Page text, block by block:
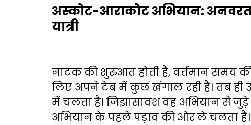
अस्कोट-आराकोट अभियान:
यात्री
नाटक की शुरुआत होती है, वर्तमान समय
लिए अपने टेब में कुछ खंगाल रही है। तब
में चलता है। जिझासावश वह अभियान से
अभियान के पहले पड़ाव की ओर ले चलता है।